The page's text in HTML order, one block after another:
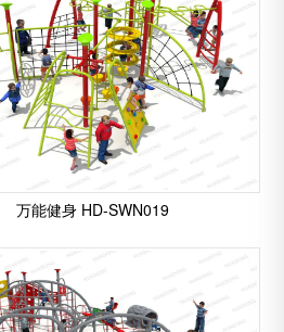
万能健身 HD-SWN019